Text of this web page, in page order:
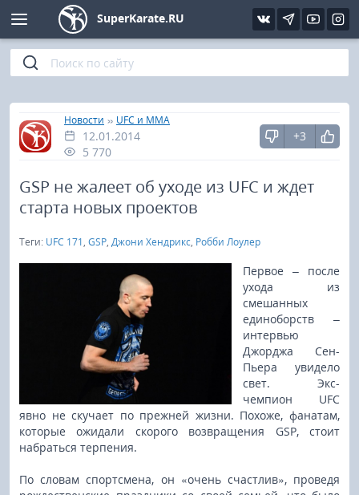
SuperKarate.RU
Главная
»
Новости » UFC и MMA
12.01.2014
5 770
+3
GSP не жалеет об уходе из UFC и ждет
старта новых проектов
Теги: UFC 171, GSP, Джони Хендрикс, Робби Лоулер
Первое – после
ухода из
смешанных
единоборств –
интервью
Джорджа Сен-
Пьера увидело
свет. Экс-
чемпион UFC
явно не скучает по прежней жизни. Похоже, фанатам,
которые ожидали скорого возвращения GSP, стоит
набраться терпения.
По словам спортсмена, он «очень счастлив», проведя
Киокушинкай
Кёкусин (IFK)
Шинкиокушинкай
Кекусин-кан
Бокс
Фото
Видео
Интервью
Статьи
Уроки каратэ
Файлы
Библиотека